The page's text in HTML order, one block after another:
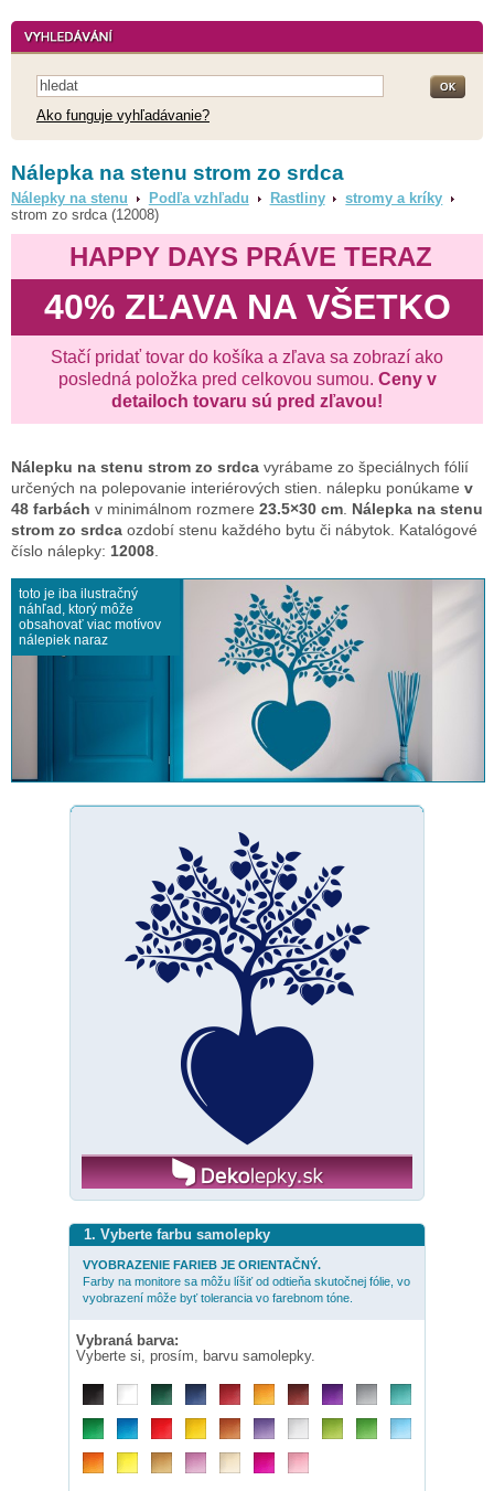
Ako funguje vyhľadávanie?
Nálepka na stenu strom zo srdca
Nálepky na stenu Podľa vzhľadu Rastliny
stromy a kríky
strom zo srdca (12008)
HAPPY DAYS PRÁVE TERAZ
40% ZĽAVA NA VŠETKO
Stačí pridať tovar do košíka a zľava sa zobrazí ako
posledná položka pred celkovou sumou. Ceny v
detailoch tovaru sú pred zľavou!
Nálepku na stenu strom zo srdca vyrábame zo špeciálnych fólií
určených na polepovanie interiérových stien. nálepku ponúkame v
48 farbách v minimálnom rozmere 23.5×30 cm Nálepka na stenu
strom zo srdca ozdobí stenu každého bytu či nábytok. Katalógové
číslo nálepky: 12008
toto je iba ilustračný
náhľad, ktorý môže
obsahovať viac motívov
nálepiek naraz
1. Vyberte farbu samolepky
VYOBRAZENIE FARIEB JE ORIENTAČNÝ.
Farby na monitore sa môžu líšiť od odtieňa skutočnej fólie, vo
vyobrazení môže byť tolerancia vo farebnom tóne.
Vybraná barva:
Vyberte si, prosím, barvu samolepky.